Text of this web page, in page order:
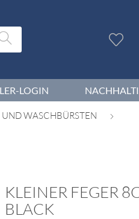
LOGIN
WASCHBÜRSTEN
KLEINER FEGER
BLACK